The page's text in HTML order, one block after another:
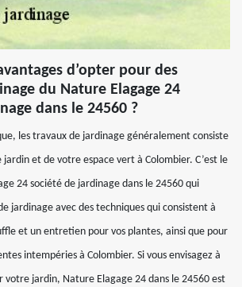
d’opter pour des
du Nature Elagage 24
dans le 24560 ?
les travaux de jardinage généralement consiste
et de votre espace vert à Colombier. C’est le
24 société de jardinage dans le 24560 qui
jardinage avec des techniques qui consistent à
et un entretien pour vos plantes, ainsi que pour
intempéries à Colombier. Si vous envisagez à
jardin, Nature Elagage 24 dans le 24560 est